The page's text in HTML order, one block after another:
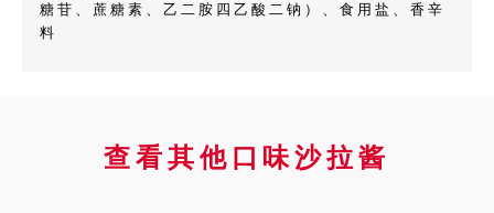
糖苷、蔗糖素、乙二胺四乙酸二钠）、食用盐、香辛
料
查看其他口味沙拉酱